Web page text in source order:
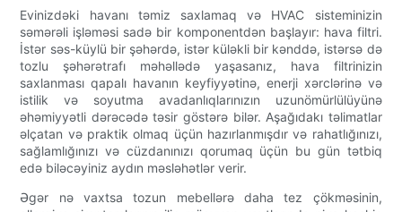
Evinizdəki havanı təmiz saxlamaq və HVAC sisteminizin
səmərəli işləməsi sadə bir komponentdən başlayır: hava filtri.
İstər səs-küylü bir şəhərdə, istər küləkli bir kənddə, istərsə də
tozlu şəhərətrafı məhəllədə yaşasanız, hava filtrinizin
saxlanması qapalı havanın keyfiyyətinə, enerji xərclərinə və
istilik və soyutma avadanlıqlarınızın uzunömürlülüyünə
əhəmiyyətli dərəcədə təsir göstərə bilər. Aşağıdakı təlimatlar
əlçatan və praktik olmaq üçün hazırlanmışdır və rahatlığınızı,
sağlamlığınızı və cüzdanınızı qorumaq üçün bu gün tətbiq
edə biləcəyiniz aydın məsləhətlər verir.
Əgər nə vaxtsa tozun mebellərə daha tez çökməsinin,